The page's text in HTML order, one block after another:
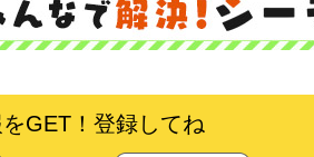
GET！登録してね